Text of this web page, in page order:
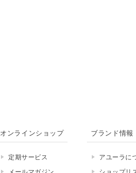
オンラインショップ
定期サービス
ブランド情報
アユーラに